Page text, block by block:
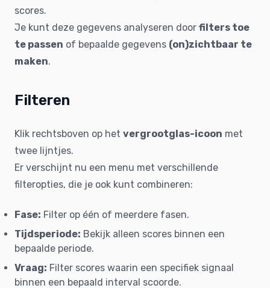
scores.
Je kunt deze gegevens analyseren door filters toe
te passen of bepaalde gegevens (on)zichtbaar te
maken.
Filteren
Klik rechtsboven op het vergrootglas-icoon met
twee lijntjes.
Er verschijnt nu een menu met verschillende
filteropties, die je ook kunt combineren:
Fase: Filter op één of meerdere fasen.
Tijdsperiode: Bekijk alleen scores binnen een
bepaalde periode.
Vraag: Filter scores waarin een specifiek signaal
binnen een bepaald interval scoorde.